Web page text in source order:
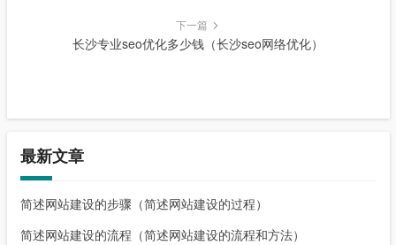
下一篇
长沙专业seo优化多少钱（长沙seo网络优化）
最新文章
简述网站建设的步骤（简述网站建设的过程）
简述网站建设的流程（简述网站建设的流程和方法）